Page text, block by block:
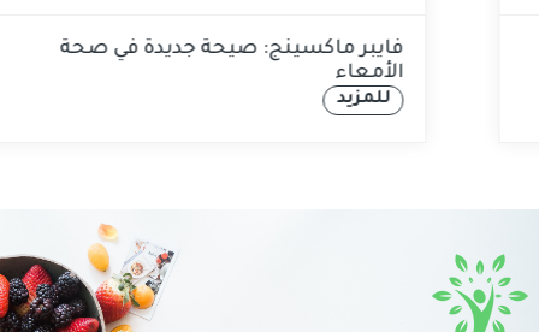
فايبر
بالبروتين ومُشبع